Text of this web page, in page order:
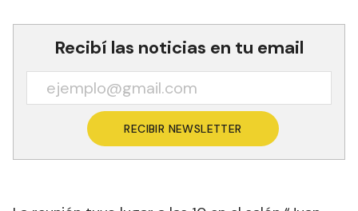
Recibí las noticias en tu email
RECIBIR NEWSLETTER